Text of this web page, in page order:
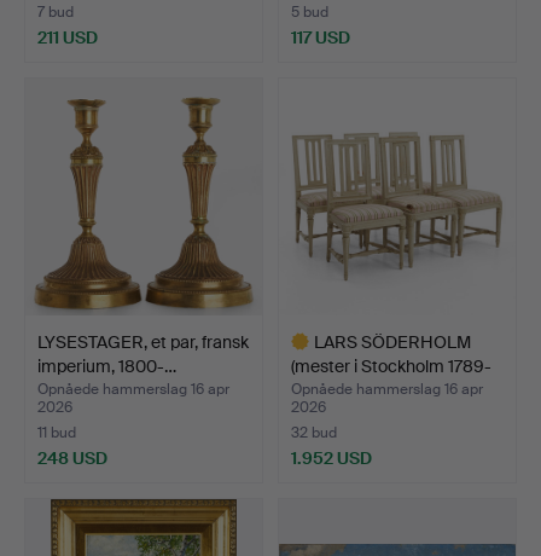
7 bud
211 USD
5 bud
117 USD
LYSESTAGER, et par, fransk
imperium, 1800-…
Opnåede hammerslag 16 apr
2026
11 bud
248 USD
LARS SÖDERHOLM
(mester i Stockholm 1789-
17…
Opnåede hammerslag 16 apr
2026
32 bud
1.952 USD